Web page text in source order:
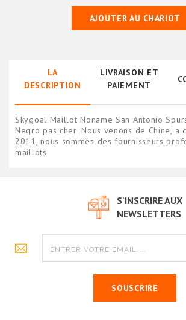
AJOUTER AU CHARIOT
LA
DESCRIPTION
LIVRAISON ET
PAIEMENT
Skygoal Maillot Noname San Antonio
Negro pas cher: Nous venons de Chine, a
2011, nous sommes des fournisseurs
maillots.
S'INSCRIRE AUX
NEWSLETTERS
SOUSCRIRE